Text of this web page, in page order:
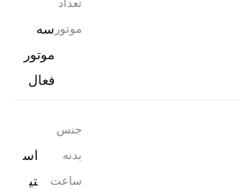
تعداد
موتور سه
موتور
فعال
جنس
بدنه
ساعت
اس
تی